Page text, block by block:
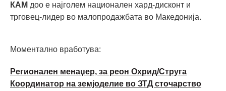
КАМ доо е најголем национален хард-дисконт и
трговец-лидер во малопродажбата во Македонија.
Моментално вработува:
Регионален менаџер, за реон Охрид/Струга
Координатор на земјоделие во ЗТД сточарство